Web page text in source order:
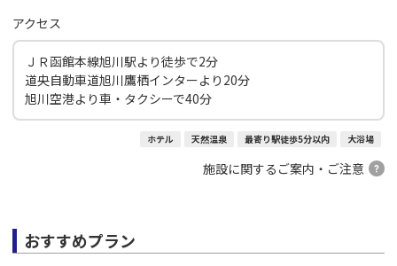
アクセス
ＪＲ函館本線旭川駅より徒歩で2分
道央自動車道旭川鷹栖インターより20分
旭川空港より車・タクシーで40分
ホテル 天然温泉 最寄り駅徒歩5分以内 大浴場
施設に関するご案内・ご注意
おすすめプラン